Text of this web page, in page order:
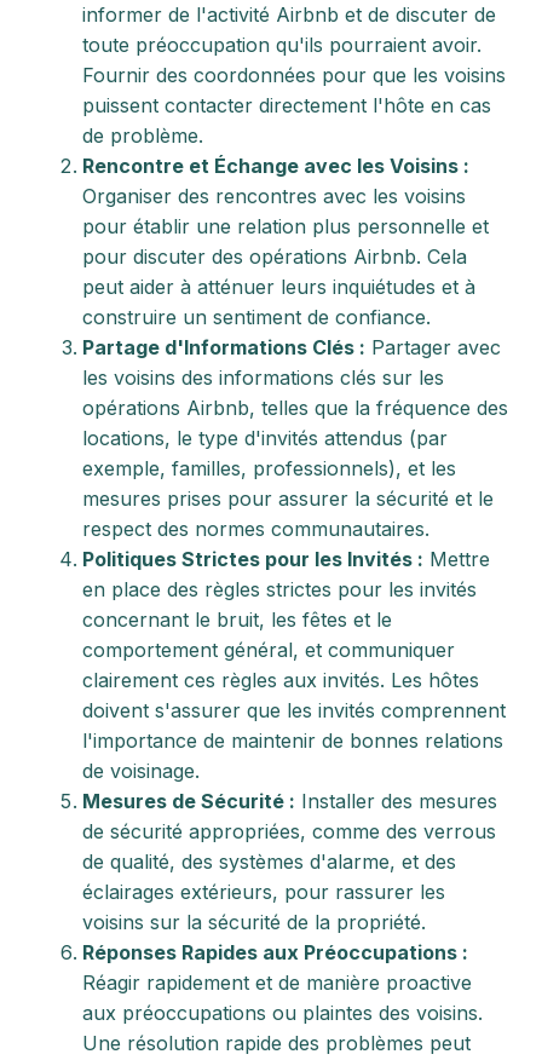
informer de l'activité Airbnb et de discuter de
toute préoccupation qu'ils pourraient avoir.
Fournir des coordonnées pour que les voisins
puissent contacter directement l'hôte en cas
de problème.
Rencontre et Échange avec les Voisins :
Organiser des rencontres avec les voisins
pour établir une relation plus personnelle et
pour discuter des opérations Airbnb. Cela
peut aider à atténuer leurs inquiétudes et à
construire un sentiment de confiance.
Partage d'Informations Clés : Partager avec
les voisins des informations clés sur les
opérations Airbnb, telles que la fréquence des
locations, le type d'invités attendus (par
exemple, familles, professionnels), et les
mesures prises pour assurer la sécurité et le
respect des normes communautaires.
Politiques Strictes pour les Invités : Mettre
en place des règles strictes pour les invités
concernant le bruit, les fêtes et le
comportement général, et communiquer
clairement ces règles aux invités. Les hôtes
doivent s'assurer que les invités comprennent
l'importance de maintenir de bonnes relations
de voisinage.
Mesures de Sécurité : Installer des mesures
de sécurité appropriées, comme des verrous
de qualité, des systèmes d'alarme, et des
éclairages extérieurs, pour rassurer les
voisins sur la sécurité de la propriété.
Réponses Rapides aux Préoccupations :
Réagir rapidement et de manière proactive
aux préoccupations ou plaintes des voisins.
Une résolution rapide des problèmes peut